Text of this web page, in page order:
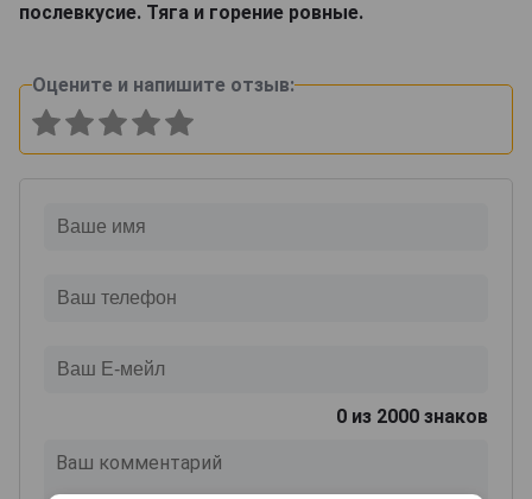
послевкусие. Тяга и горение ровные.
Оцените и напишите отзыв:
0 из 2000 знаков